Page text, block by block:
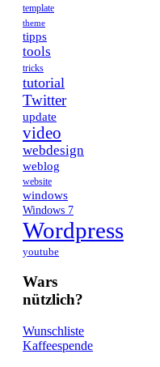
template
theme
tipps
tools
tricks
tutorial
Twitter
update
video
webdesign
weblog
website
windows
Windows 7
Wordpress
youtube
Wars
nützlich?
Wunschliste
Kaffeespende